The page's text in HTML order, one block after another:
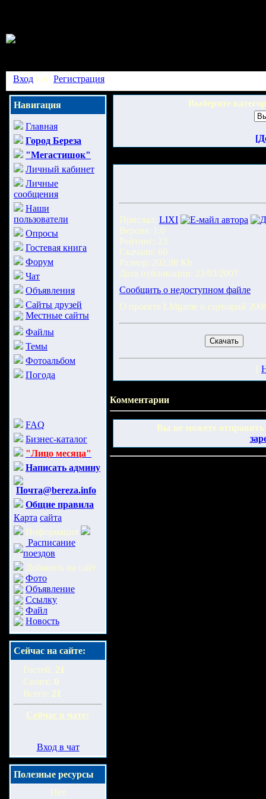
Вход или Регистрация
Навигация
Главная
Город Береза
"Мегастишок"
Личный кабинет
Личные
сообщения
Наши
пользователи
Опросы
Гостевая книга
Форум
Чат
Объявления
Сайты друзей
Местные сайты
Файлы
Темы
Фотоальбом
Погода
FAQ
Бизнес-каталог
"Лицо месяца"
Написать админу
Почта@bereza.info
Общие правила
Карта сайта
Информация
Расписание
поездов
Добавить на сайт
Фото
Объявление
Ссылку
Файл
Новость
Сейчас на сайте:
Гостей: 21
Своих: 0
Всего: 21
Сейчас в чате:
Вход в чат
Полезные ресурсы
Нет
Выберите
Прислал: LIXI
Версия: 1.0
Рейтинг: 23
Скачали: 60
Размер: 202,88 Kb
Дата публикации: 23/03/2007
Сообщить о недоступном файле
О проекте LMgame и сценарий
[
Комментарии
Вы не можете